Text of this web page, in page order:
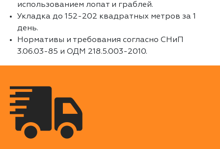
использованием лопат и граблей.
Укладка до 152-202 квадратных метров за 1
день.
Нормативы и требования согласно СНиП
3.06.03-85 и ОДМ 218.5.003-2010.